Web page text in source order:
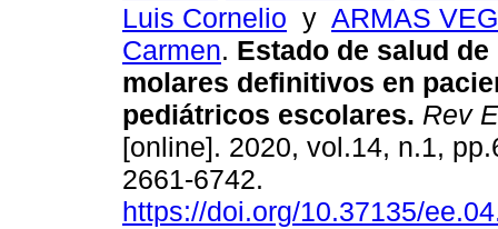
Luis Cornelio y ARMAS
Carmen. Estado de salud
molares definitivos en
pediátricos escolares. Rev
[online]. 2020, vol.14, n.1,
2661-6742.
https://doi.org/10.37135/